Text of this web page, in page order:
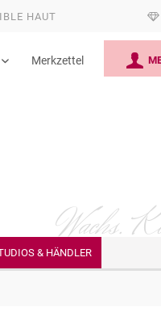
HAUT
Wachs.
Merkzettel
& HÄNDLER